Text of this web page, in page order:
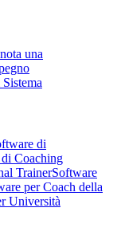
una
di
Coaching
TrainerSoftware
per Coach della
Università